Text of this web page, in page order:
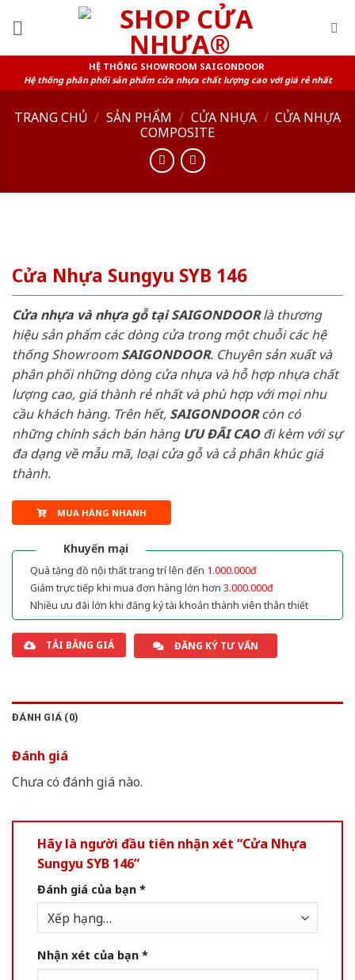
HỆ THỐNG SHOWROOM SAIGONDOOR
Hệ thống phân phối sản phẩm cửa nhựa chất lượng cao với giá rẻ nhất
TRANG CHỦ / SẢN PHẨM / CỬA NHỰA / CỬA NHỰA
COMPOSITE
Cửa Nhựa Sungyu SYB 146
Cửa nhựa và nhựa gỗ tại SAIGONDOORlà thương
hiệu sản phẩm các dòng cửa trong một chuỗi các hệ
thống ShowroomSAIGONDOOR. Chuyên sản xuất và
phân phối những dòng cửa nhựa và hỗ hợp nhựa chất
lượng cao, giá thành rẻ nhất và phù hợp với mọi nhu
cầu khách hàng. Trên hết, SAIGONDOORcòn có
những chính sách bán hàng ƯU ĐÃI CAOđi kèm với sự
đa dạng về mẫu mã, loại cửa gỗ và cả phân khúc giá
thành.
MUA HÀNG NHANH
Khuyến mại
Quà tặng đồ nội thất trang trí lên đến 1.000.000đ
Giảm trực tiếp khi mua đơn hàng lớn hơn 3.000.000đ
Nhiều ưu đãi lớn khi đăng ký tài khoản thành viên thân thiết
TẢI BẢNG GIÁ ĐĂNG KÝ TƯ VẤN
ĐÁNH GIÁ (0)
Đánh giá
Chưa có đánh giá nào.
Hãy là người đầu tiên nhận xét “Cửa Nhựa
Sungyu SYB 146”
Đánh giá của bạn *
Nhận xét của bạn *